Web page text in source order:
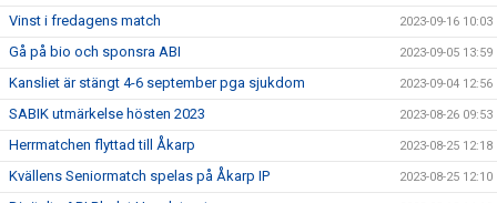
Vinst i fredagens match 2023-09-16 10:03
Gå på bio och sponsra ABI 2023-09-05 13:59
Kansliet är stängt 4-6 september pga sjukdom 2023-09-04 12:56
SABIK utmärkelse hösten 2023 2023-08-26 09:53
Herrmatchen flyttad till Åkarp 2023-08-25 12:18
Kvällens Seniormatch spelas på Åkarp IP 2023-08-25 12:10